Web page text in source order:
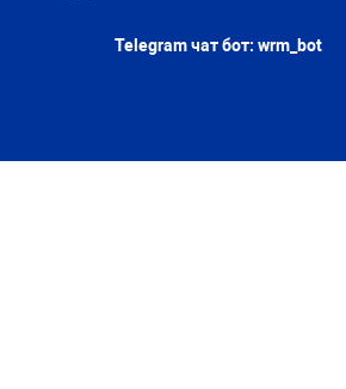
Telegram чат бот: wrm_bot